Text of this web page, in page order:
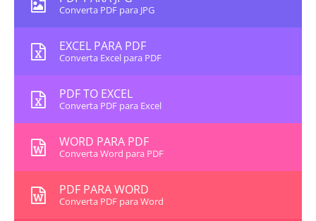
Converta PDF para JPG
EXCEL PARA PDF
Converta Excel para PDF
PDF TO EXCEL
Converta PDF para Excel
WORD PARA PDF
Converta Word para PDF
PDF PARA WORD
Converta PDF para Word